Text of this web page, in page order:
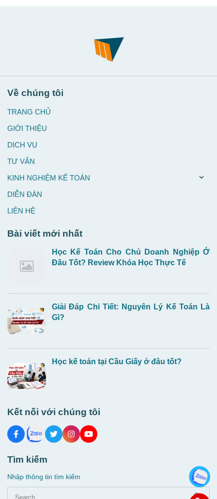
Về chúng tôi
TRANG CHỦ
GIỚI THIỆU
DỊCH VỤ
TƯ VẤN
KINH NGHIỆM KẾ TOÁN
DIỄN ĐÀN
LIÊN HỆ
Bài viết mới nhất
Học Kế Toán Cho Chủ Doanh Nghiệp Ở
Đâu Tốt? Review Khóa Học Thực Tế
Giải Đáp Chi Tiết: Nguyên Lý Kế Toán Là
Gì?
Học kế toán tại Cầu Giấy ở đâu tốt?
Kết nối với chúng tôi
Tìm kiếm
Nhập thông tin tìm kiếm